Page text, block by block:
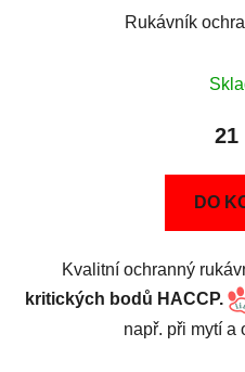
Rukávník
21
DO
Kvalitní ochranný
kritických bodů HACCP.
např. při mytí a